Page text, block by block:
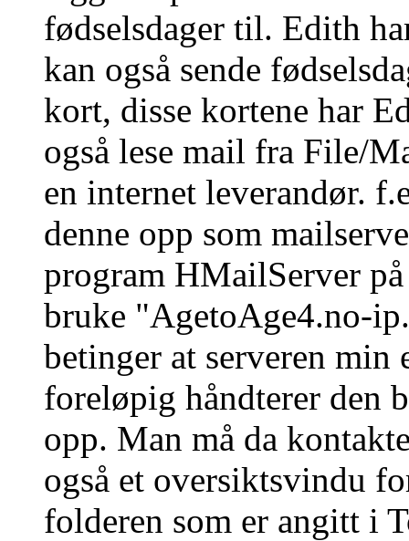
fødselsdager til. Edith
kan også sende
kort, disse kortene har
også lese mail fra File/
en internet leverandør.
denne opp som
program HMailServer
bruke "AgetoAge4.no-
betinger at serveren min
foreløpig håndterer den
opp. Man må da
også et oversiktsvindu
folderen som er angitt i